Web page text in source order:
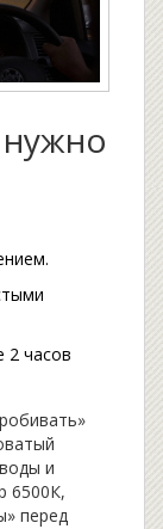
2 часов
и
6500К,
перед